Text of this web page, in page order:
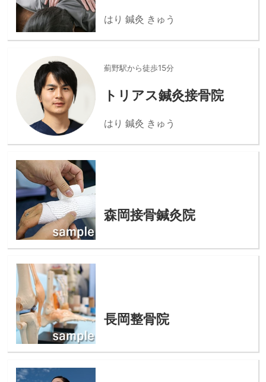
はり 鍼灸 きゅう
薊野駅から徒歩15分
トリアス鍼灸接骨院
はり 鍼灸 きゅう
森岡接骨鍼灸院
長岡整骨院